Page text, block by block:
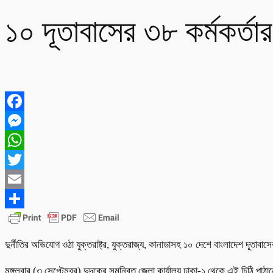
১০ দূতাবাসের ৩৮
Facebook
Messenger
WhatsApp
Twitter
Email
Share
দুর্নীতির অভিযোগ ওঠা যুক্তরাষ্ট্র, যুক্তরাজ্য, কানাডাসহ ১০ দেশে বাংলাদেশ